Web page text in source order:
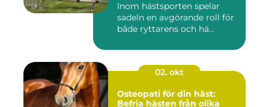
Inom hästsporten spelar
sadeln en avgörande roll för
både ryttarens och hä...
02. okt
Osteopati för din häst:
Befria hästen från olika